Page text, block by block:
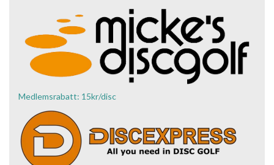
Medlemsrabatt: 15kr/disc